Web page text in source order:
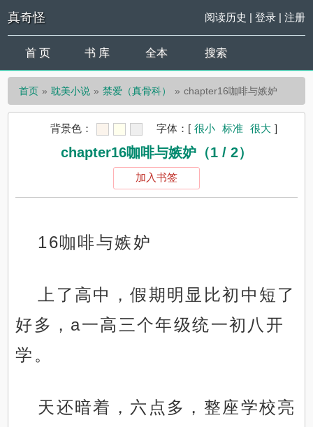
真奇怪 阅读历史 | 登录| 注册
首 页 书 库 全本 搜索
首页 耽美小说 禁爱（真骨科） chapter16咖啡与嫉妒
背景色： 字体： [ 很小 标准 很大 ]
chapter16咖啡与嫉妒（1 / 2）
加入书签
16咖啡与嫉妒
上了高中，假期明显比初中短了
好多，a一高三个年级统一初八开
学。
天还暗着，六点多，整座学校亮